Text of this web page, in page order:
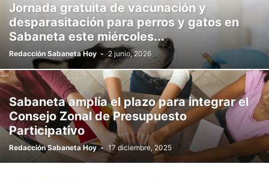
Jornada gratuita de vacunación y
desparasitación para perros y gatos en
Sabaneta este miércoles...
Redacción Sabaneta Hoy - 2 junio, 2026
Sabaneta amplía el plazo para integrar el
Consejo Zonal de Presupuesto
Participativo
Redacción Sabaneta Hoy - 17 diciembre, 2025